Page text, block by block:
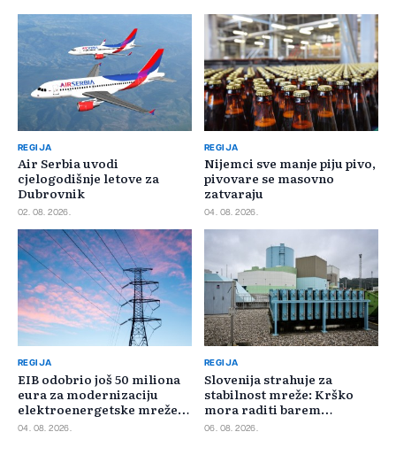
REGIJA
Air Serbia uvodi
cjelogodišnje letove za
Dubrovnik
02. 08. 2026.
REGIJA
Nijemci sve manje piju pivo,
pivovare se masovno
zatvaraju
04. 08. 2026.
REGIJA
EIB odobrio još 50 miliona
eura za modernizaciju
elektroenergetske mreže
Slovačke
04. 08. 2026.
REGIJA
Slovenija strahuje za
stabilnost mreže: Krško
mora raditi barem
minimalnim kapacitetom
06. 08. 2026.